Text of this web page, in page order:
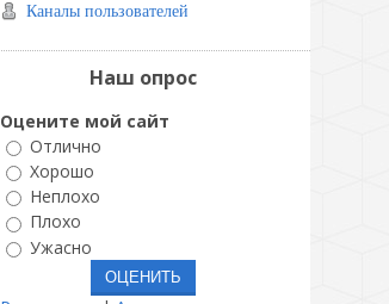
Каналы пользователей
Наш опрос
Оцените мой сайт
Отлично
Хорошо
Неплохо
Плохо
Ужасно